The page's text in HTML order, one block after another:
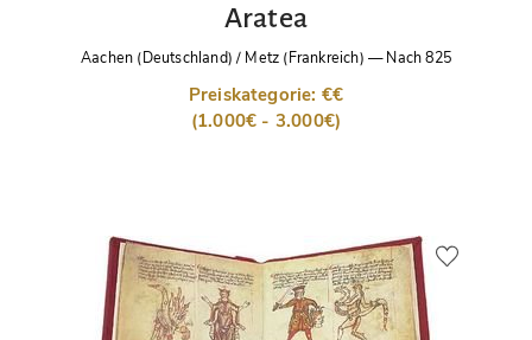
Aratea
Aachen (Deutschland) / Metz (Frankreich) —Nach 825
Preiskategorie: €€
(1.000€ - 3.000€)